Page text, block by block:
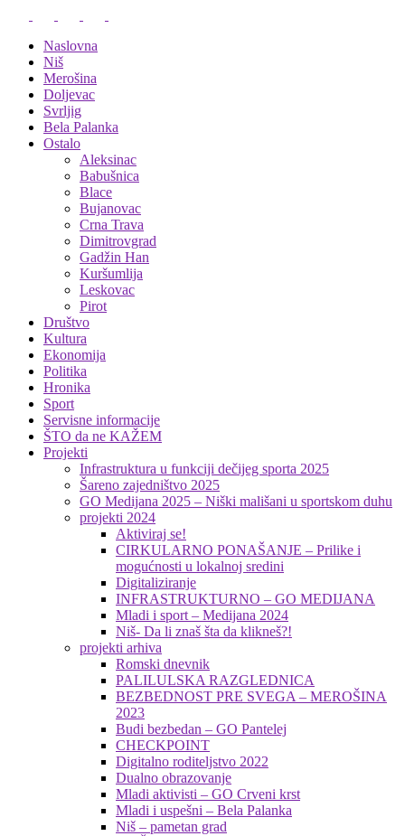
Naslovna
Niš
Merošina
Doljevac
Svrljig
Bela Palanka
Ostalo
Aleksinac
Babušnica
Blace
Bujanovac
Crna Trava
Dimitrovgrad
Gadžin Han
Kuršumlija
Leskovac
Pirot
Društvo
Kultura
Ekonomija
Politika
Hronika
Sport
Servisne informacije
ŠTO da ne KAŽEM
Projekti
Infrastruktura u funkciji dečijeg sporta 2025
Šareno zajedništvo 2025
GO Medijana 2025 – Niški mališani u sportskom duhu
projekti 2024
Aktiviraj se!
CIRKULARNO PONAŠANJE – Prilike i
mogućnosti u lokalnoj sredini
Digitaliziranje
INFRASTRUKTURNO – GO MEDIJANA
Mladi i sport – Medijana 2024
Niš- Da li znaš šta da klikneš?!
projekti arhiva
Romski dnevnik
PALILULSKA RAZGLEDNICA
BEZBEDNOST PRE SVEGA – MEROŠINA
2023
Budi bezbedan – GO Pantelej
CHECKPOINT
Digitalno roditeljstvo 2022
Dualno obrazovanje
Mladi aktivisti – GO Crveni krst
Mladi i uspešni – Bela Palanka
Niš – pametan grad